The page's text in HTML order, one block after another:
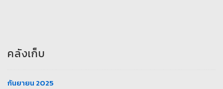
คลังเก็บ
กันยายน 2025